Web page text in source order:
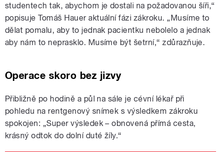
studentech tak, abychom je dostali na požadovanou šíři,“
popisuje Tomáš Hauer aktuální fázi zákroku. „Musíme to
dělat pomalu, aby to jednak pacientku nebolelo a jednak
aby nám to neprasklo. Musíme být šetrní,“ zdůrazňuje.
Operace skoro bez jizvy
Přibližně po hodině a půl na sále je cévní lékař při
pohledu na rentgenový snímek s výsledkem zákroku
spokojen: „Super výsledek – obnovená přímá cesta,
krásný odtok do dolní duté žíly.“